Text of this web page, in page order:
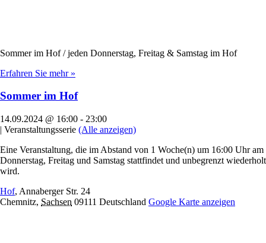
Sommer im Hof / jeden Donnerstag, Freitag & Samstag im Hof
Erfahren Sie mehr »
Sommer im Hof
14.09.2024 @ 16:00 - 23:00
| Veranstaltungsserie (Alle anzeigen)
Eine Veranstaltung, die im Abstand von 1 Woche(n) um 16:00 Uhr am
Donnerstag, Freitag und Samstag stattfindet und unbegrenzt wiederholt
wird.
Hof, Annaberger Str. 24
Chemnitz, Sachsen 09111 Deutschland Google Karte anzeigen